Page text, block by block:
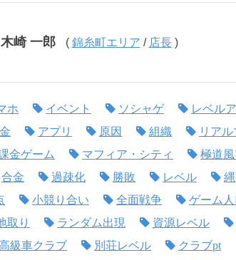
木崎 一郎 ( 錦糸町エリア / 店長)
ホ イベント ソシャゲ
レベル
アプリ 原因 組織
リア
金ゲーム マフィア・シティ
極道風
合金 過疎化 勝敗 レベル
小競り合い 全面戦争
ゲーム人
取り ランダム出現 資源レベル
級車クラブ 別荘レベル クラブpt